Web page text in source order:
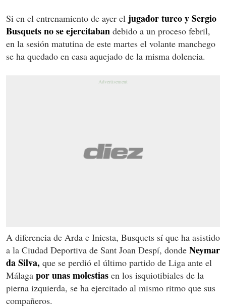
Si en el entrenamiento de ayer el jugador turco y Sergio
Busquets no se ejercitaban debido a un proceso febril,
en la sesión matutina de este martes el volante manchego
se ha quedado en casa aquejado de la misma dolencia.
A diferencia de Arda e Iniesta, Busquets sí que ha asistido
a la Ciudad Deportiva de Sant Joan Despí, donde Neymar
da Silva, que se perdió el último partido de Liga ante el
Málaga por unas molestias en los isquiotibiales de la
pierna izquierda, se ha ejercitado al mismo ritmo que sus
compañeros.